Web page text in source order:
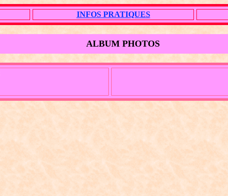
INFOS PRATIQUES
ALBUM PHOTOS